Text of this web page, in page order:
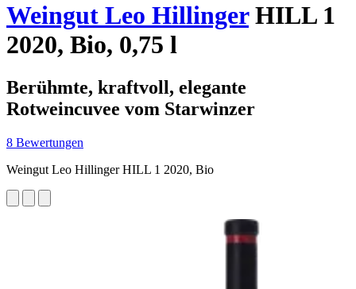
Weingut Leo HillingerHILL 1
2020, Bio, 0,75 l
Berühmte, kraftvoll, elegante
Rotweincuvee vom Starwinzer
8 Bewertungen
Weingut Leo Hillinger HILL 1 2020, Bio